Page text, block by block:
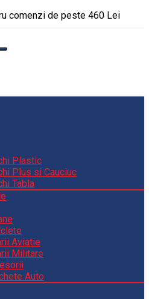
comenzi de peste 460 Lei
Plastic
Plus si Cauciuc
Tabla
Aviatie
Militare
Auto